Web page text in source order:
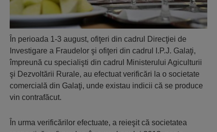
În perioada 1-3 august, ofiţeri din cadrul Direcţiei de
Investigare a Fraudelor şi ofiţeri din cadrul I.P.J. Galaţi,
împreună cu specialişti din cadrul Ministerului Agiculturii
şi Dezvoltării Rurale, au efectuat verificări la o societate
comercială din Galaţi, unde existau indicii că se produce
vin contrafăcut.
În urma verificărilor efectuate, a reieşit că societatea